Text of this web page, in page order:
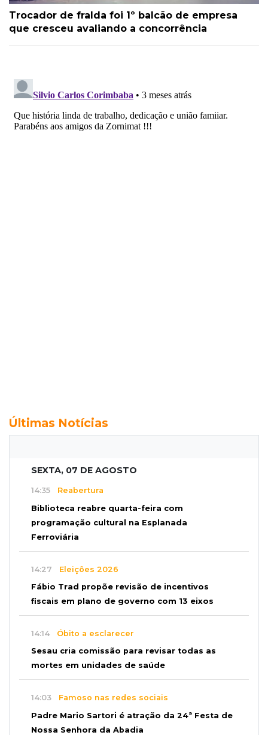
Trocador de fralda foi 1º balcão de empresa
que cresceu avaliando a concorrência
Últimas Notícias
SEXTA, 07 DE AGOSTO
14:35 Reabertura
Biblioteca reabre quarta-feira com
programação cultural na Esplanada
Ferroviária
14:27 Eleições 2026
Fábio Trad propõe revisão de incentivos
fiscais em plano de governo com 13 eixos
14:14 Óbito a esclarecer
Sesau cria comissão para revisar todas as
mortes em unidades de saúde
14:03 Famoso nas redes sociais
Padre Mario Sartori é atração da 24ª Festa de
Nossa Senhora da Abadia